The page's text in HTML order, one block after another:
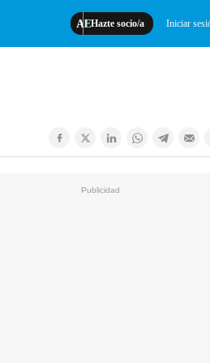
Hazte socio/a Iniciar